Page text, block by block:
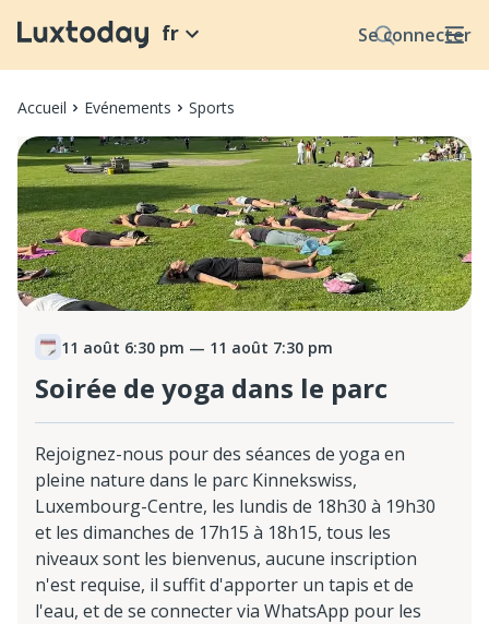
Se connecter
fr
Accueil Evénements Sports
11 août 6:30 pm — 11 août 7:30 pm
Soirée de yoga dans le parc
Rejoignez-nous pour des séances de yoga en
pleine nature dans le parc Kinnekswiss,
Luxembourg-Centre, les lundis de 18h30 à 19h30
et les dimanches de 17h15 à 18h15, tous les
niveaux sont les bienvenus, aucune inscription
n'est requise, il suffit d'apporter un tapis et de
l'eau, et de se connecter via WhatsApp pour les